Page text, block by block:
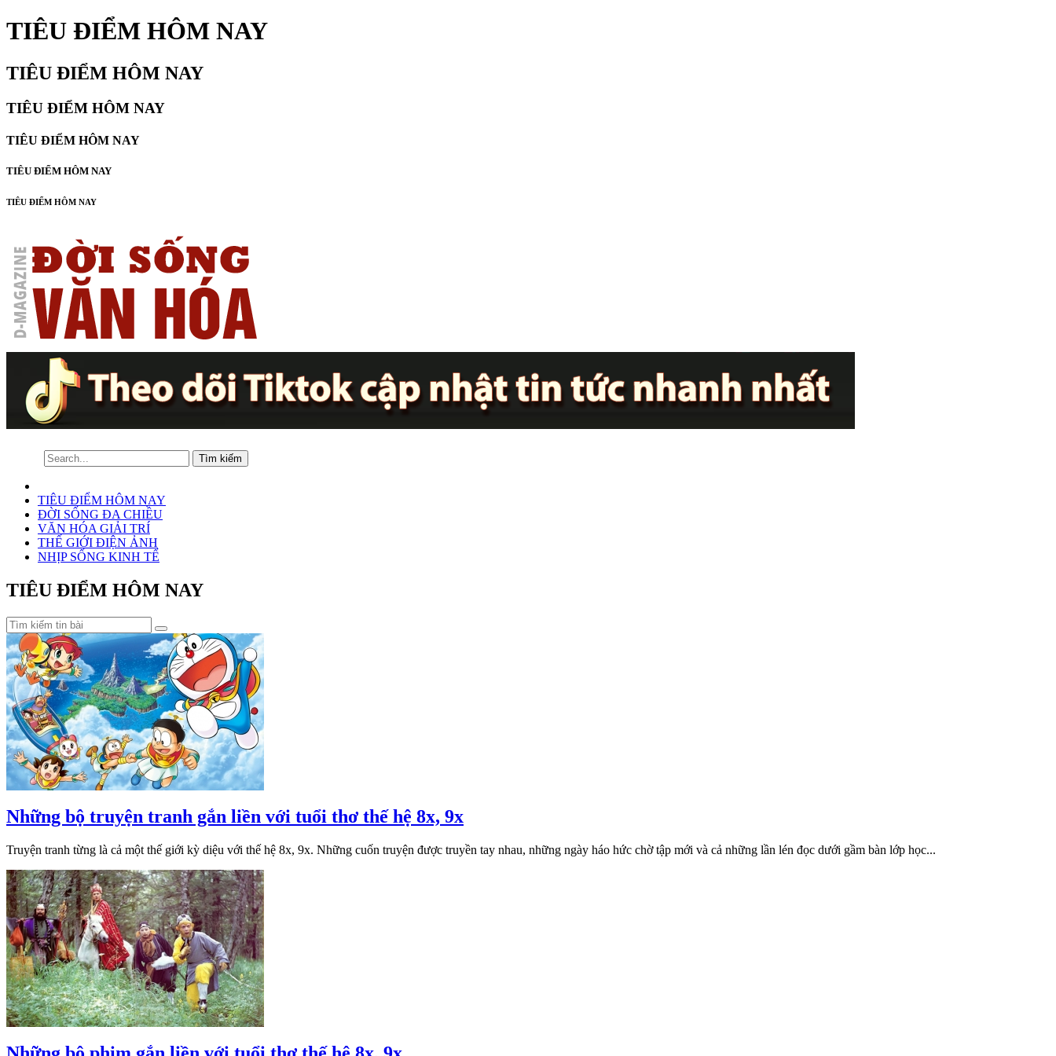
TIÊU ĐIỂM HÔM NAY
TIÊU ĐIỂM HÔM NAY
TIÊU ĐIỂM HÔM NAY
TIÊU ĐIỂM HÔM NAY
TIÊU ĐIỂM HÔM NAY
TIÊU ĐIỂM HÔM NAY
TIÊU ĐIỂM HÔM NAY
ĐỜI SỐNG ĐA CHIỀU
VĂN HÓA GIẢI TRÍ
THẾ GIỚI ĐIỆN ẢNH
NHỊP SỐNG KINH TẾ
TIÊU ĐIỂM HÔM NAY
Những bộ truyện tranh gắn liền với tuổi thơ thế hệ 8x, 9x
Truyện tranh từng là cả một thế giới kỳ diệu với thế hệ 8x, 9x. Những cuốn truyện được truyền tay nhau, những ngày háo hức chờ tập mới và cả những lần lén đọc dưới gầm bàn lớp học...